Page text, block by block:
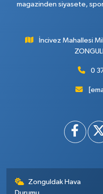
magazinden siyasete,
İncivez Mahallesi
0
Zonguldak Hava